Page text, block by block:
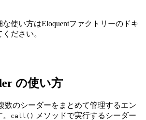
使い方はEloquentファクトリーのドキ
ださい。
の使い方
数のシーダーをまとめて管理するエン
call()
メソッドで実行するシーダー